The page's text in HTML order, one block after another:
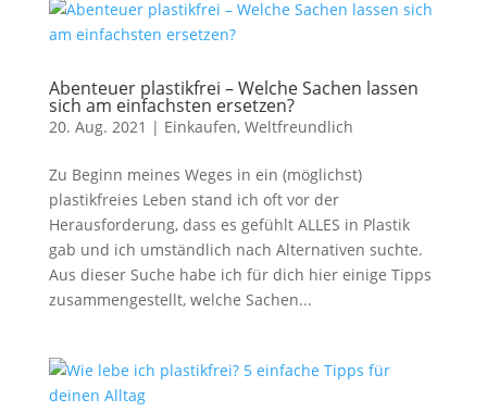
Abenteuer plastikfrei – Welche Sachen lassen
sich am einfachsten ersetzen?
20. Aug. 2021 | Einkaufen, Weltfreundlich
Zu Beginn meines Weges in ein (möglichst)
plastikfreies Leben stand ich oft vor der
Herausforderung, dass es gefühlt ALLES in Plastik
gab und ich umständlich nach Alternativen suchte.
Aus dieser Suche habe ich für dich hier einige Tipps
zusammengestellt, welche Sachen...